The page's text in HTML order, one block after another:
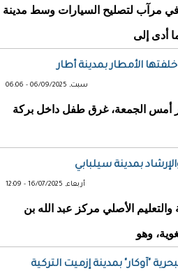
مرآب لتصليح السيارات وسط مدينة
أدى إلى
الأمطار بمدينة أطار
سبت, 06/09/2025 - 06:06
أمس الجمعة، غرق طفل داخل بركة
بمدينة سيلبابي
أربعاء, 16/07/2025 - 12:09
الأصلي مركز عبد الله بن
وهو
"آوكار" بمدينة إزميت التركية